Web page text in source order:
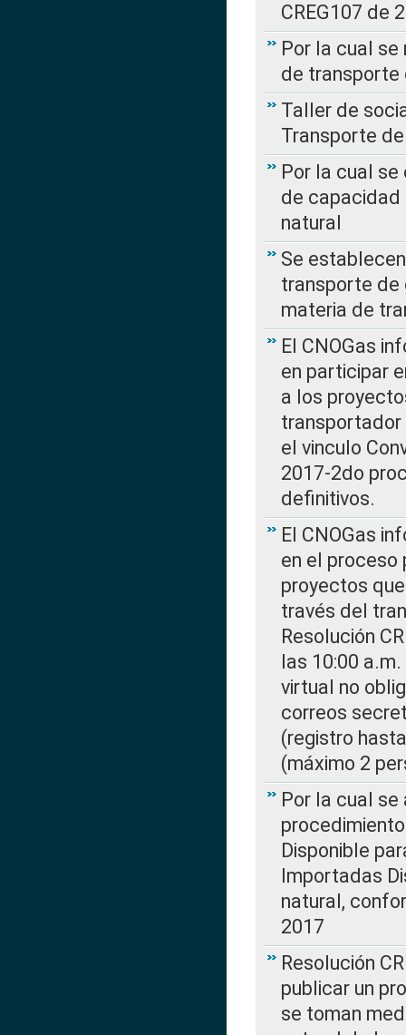
CREG107 de
Por la cual
de transporte
Taller de
Transporte
Por la cual
de capacidad
natural
Se
transporte de
materia de
El CNOGas
en participar
a los
transportador
el vinculo
2017-2do
definitivos.
El CNOGas
en el proceso
proyectos
través del
Resolución
las 10:00
virtual no
correos
(registro
(máximo 2
Por la cual
Disponible
Importadas
natural,
2017
Resolución
publicar un
se toman